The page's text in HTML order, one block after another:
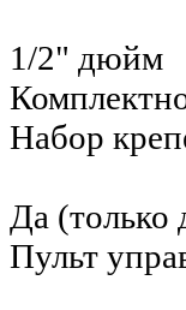
1/2" дюйм
Набор
Да (только
Пульт